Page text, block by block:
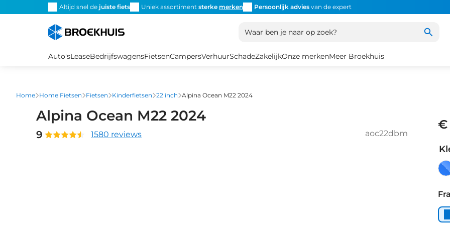
Altijd snel de juiste fiets Uniek assortiment sterke merken Persoonlijk advies van de expert
Waar ben je naar op zoek?
Auto'sLeaseBedrijfswagensFietsenCampersVerhuurSchadeZakelijkOnze merkenMeer Broekhuis
Home Home Fietsen Fietsen Kinderfietsen 22 inch Alpina Ocean M22 2024
Alpina Ocean M22 2024
9 1580 reviews aoc22dbm
€